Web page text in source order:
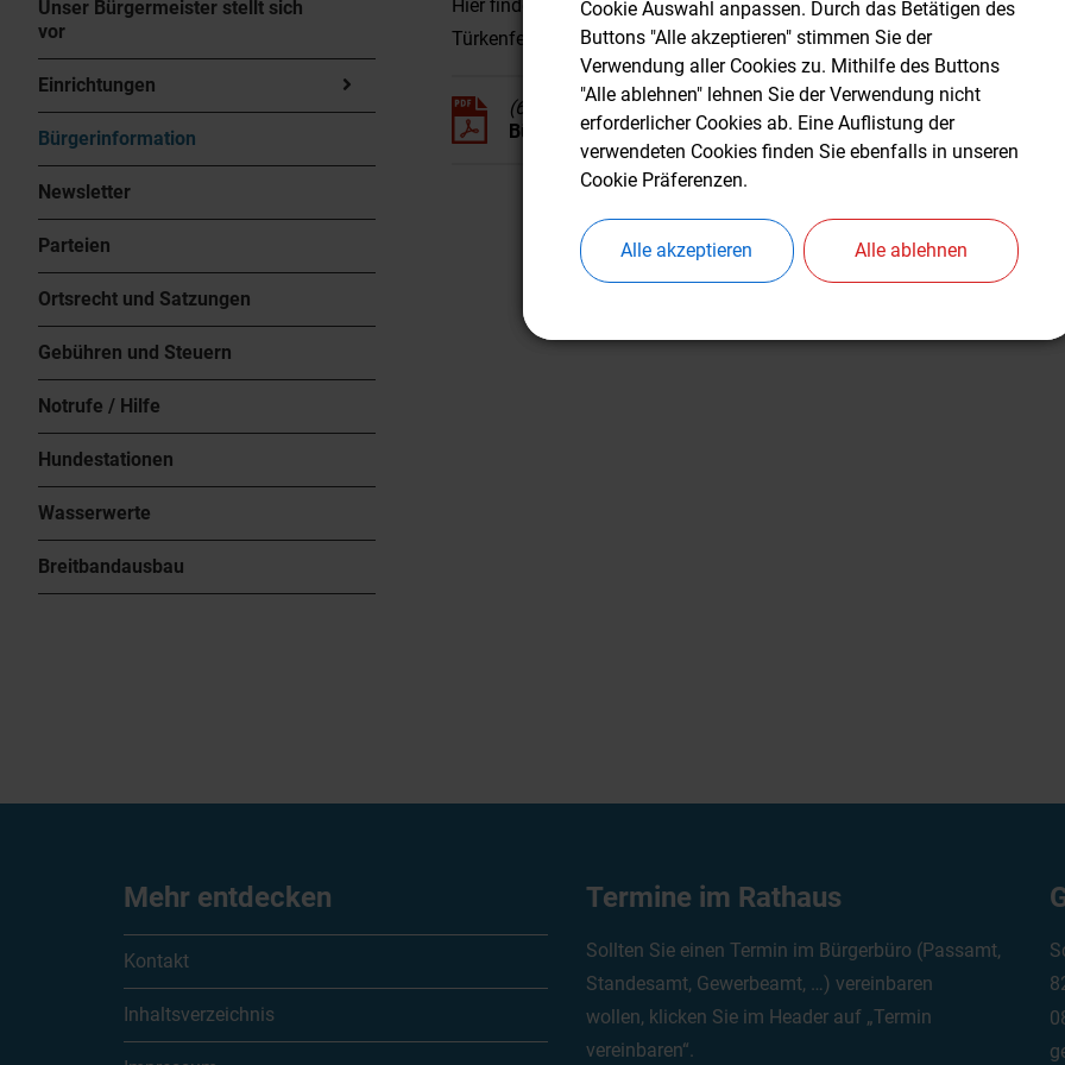
Unser Bürgermeister stellt sich
vor
Einrichtungen
Bürgerinformation
Newsletter
Parteien
Ortsrecht und Satzungen
Gebühren und Steuern
Notrufe / Hilfe
Hundestationen
Wasserwerte
Breitbandausbau
Hier finden Sie eine kleine Broschüre mit den wichtigsten Informationen
Türkenfeld zum Herunterladen.
(643,72 KB)
Bürgerinformation - Stand 2025.pdf
Mehr entdecken
Kontakt
Inhaltsverzeichnis
Termine im Rathaus
Sollten Sie einen Termin im Bürgerbüro (Passamt,
Standesamt, Gewerbeamt, …) vereinbaren
wollen, klicken Sie im Header auf „Termin
vereinbaren“.
Cookie Auswahl anpassen. Durch das Betätigen des
Buttons "Alle akzeptieren" stimmen Sie der
Verwendung aller Cookies zu. Mithilfe des Buttons
"Alle ablehnen" lehnen Sie der Verwendung nicht
erforderlicher Cookies ab. Eine Auflistung der
verwendeten Cookies finden Sie ebenfalls in unseren
Cookie Präferenzen.
Alle akzeptieren Alle ablehnen
Cookie Auswahl anpassen. Durch das Betätigen des
Buttons "Alle akzeptieren" stimmen Sie der
Verwendung aller Cookies zu. Mithilfe des Buttons
"Alle ablehnen" lehnen Sie der Verwendung nicht
erforderlicher Cookies ab. Eine Auflistung der
verwendeten Cookies finden Sie ebenfalls in unseren
Cookie Präferenzen.
Alle akzeptieren Alle ablehnen